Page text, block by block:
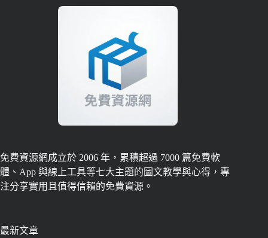
免費資源網成立於 2006 年，累積超過 7000 篇免費軟
體、App 與線上工具等七大主題的圖文教學與心得，專
注分享實用且值得信賴的免費資源。
最新文章